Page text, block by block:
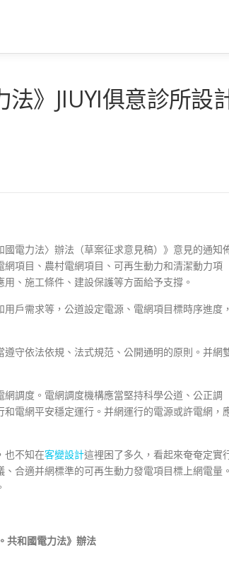
》JIUYI俱意診所設
電力法〉辦法（草案征求意見稿）》意見的通知
網項目、農村電網項目、可再生動力和清潔動力項
用、施工條件、建設保護等方面給予支撐。
戶需求等，公道設定電源、電網項目標時序進度，
守依法依規、法式規范、公開通明的原則。并網
調度。電網調度機構應當堅持科學公道、公正調
電網平安穩定運行。并網運行的電源或許電網，
也不知在客變設計這裡困了多久，看起來奄奄定實
合適并網標準的可再生動力發電項目標上網電量。
共和國電力法》辦法